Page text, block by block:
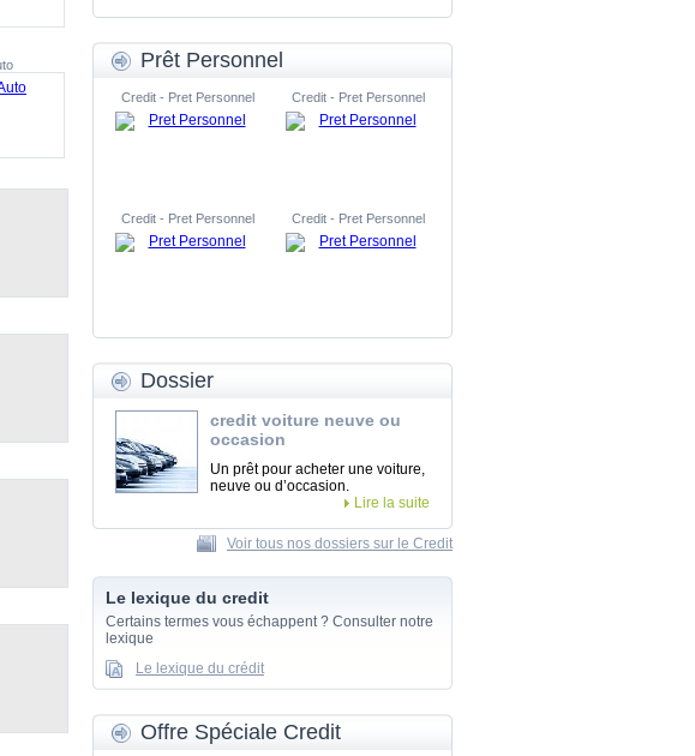
Prêt Personnel
Credit - Pret Personnel Credit - Pret Personnel
Credit - Pret Personnel Credit - Pret Personnel
Dossier
credit voiture neuve ou
occasion
Un prêt pour acheter une voiture,
neuve ou d’occasion.
Lire la suite
Voir tous nos dossiers sur le Credit
Le lexique du credit
Certains termes vous échappent ? Consulter notre
lexique
Le lexique du crédit
Offre Spéciale Credit